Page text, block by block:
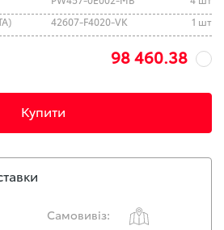
42607-F4020-VK 1 шт
98 460.38
Купити
Самовивіз: